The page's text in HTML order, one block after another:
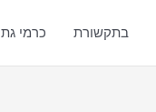
בתקשורת כרמי גת